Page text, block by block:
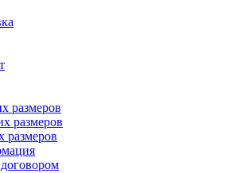
размеров
размеров
размеров